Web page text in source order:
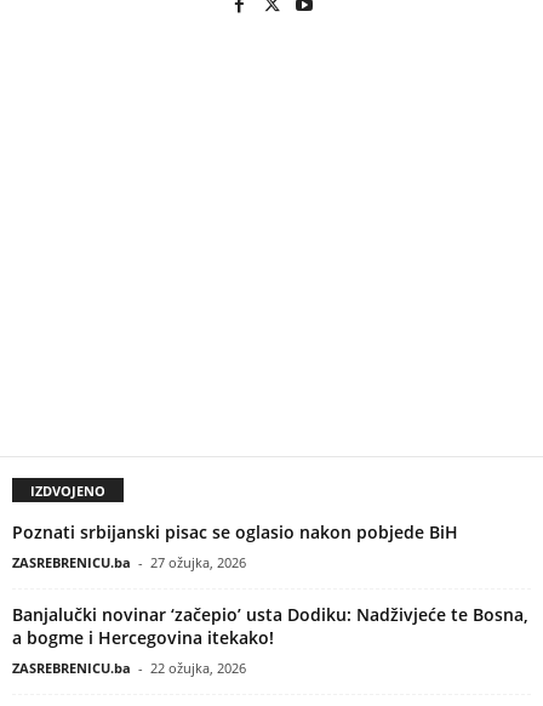
IZDVOJENO
Poznati srbijanski pisac se oglasio nakon pobjede BiH
ZASREBRENICU.ba - 27 ožujka, 2026
Banjalučki novinar ‘začepio’ usta Dodiku: Nadživjeće te Bosna,
a bogme i Hercegovina itekako!
ZASREBRENICU.ba - 22 ožujka, 2026